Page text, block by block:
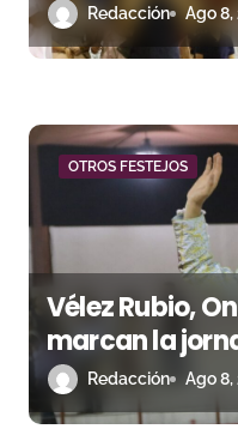
r
d
s
triunfal en
Redacción Ago 8,
OTROS FESTEJOS
Vélez Rubio,
marcan la
Romero, Andy
Tarbelli
Redacción Ago 8,